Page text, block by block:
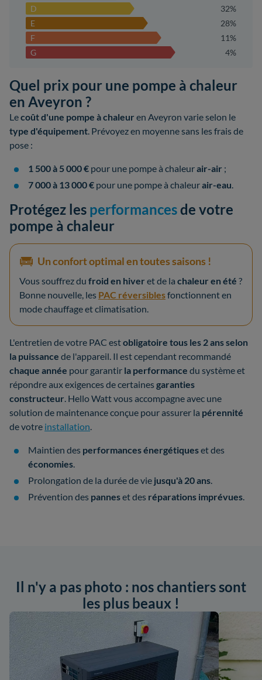
D
32%
E
28%
F
11%
G
4%
Quel prix pour une pompe à chaleur
en Aveyron ?
Lecoût d'une pompe à chaleur en Aveyron varie selon le
type d'équipement. Prévoyez en moyenne sans les frais de
pose :
1 500 à 5 000 € pour une pompe à chaleurair-air ;
7 000 à 13 000 € pour une pompe à chaleurair-eau.
Protégez les performancesde votre
pompe à chaleur
Un confort optimal en toutes saisons !
Vous souffrez du froid en hiver et de la chaleur en été ?
Bonne nouvelle, les PAC réversiblesfonctionnent en
mode chauffage et climatisation.
L'entretien de votre PAC estobligatoire tous les 2 ans selon
la puissance de l'appareil. Il est cependant recommandé
chaque année pour garantir la performance du système et
répondre aux exigences de certainesgaranties
constructeur. Hello Watt vous accompagne avec une
solution de maintenance conçue pour assurer la pérennité
de votre installation.
Maintien des performances énergétiqueset des
économies.
Prolongation de la durée de vie jusqu'à 20 ans.
Prévention des panneset des réparations imprévues.
Il n'y a pas photo : nos chantiers sont
les plus beaux !